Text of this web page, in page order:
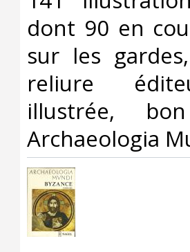
dont 90 en
sur les
reliure
illustrée,
Archaeologia